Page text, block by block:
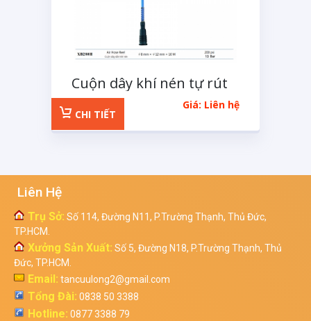
Cuộn dây khí nén tự rút
XB280H
Giá: Liên hệ
CHI TIẾT
Liên Hệ
Trụ Sở: Số 114, Đường N11, P.Trường Thạnh, Thủ Đức,
TP.HCM.
Xưởng Sản Xuất: Số 5, Đường N18, P.Trường Thạnh, Thủ
Đức, TP.HCM.
Email: tancuulong2@gmail.com
Tổng Đài: 0838 50 3388
Hotline: 0877 3388 79